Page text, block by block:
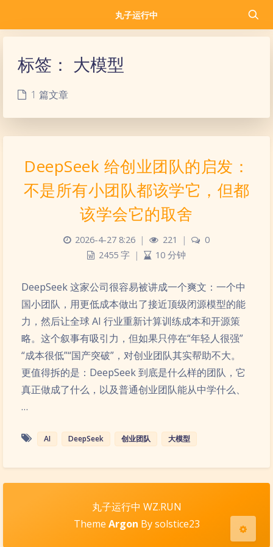
丸子运行中
夜间模式
浅阴影
标签： 大模型
1 篇文章
DeepSeek 给创业团队的启发：
不是所有小团队都该学它，但都
该学会它的取舍
2026-4-27 8:26 | 221 |
0
2455 字 | 10 分钟
DeepSeek 这家公司很容易被讲成一个爽文：一个中
国小团队，用更低成本做出了接近顶级闭源模型的能
力，然后让全球 AI 行业重新计算训练成本和开源策
略。这个叙事有吸引力，但如果只停在“年轻人很强”
“成本很低”“国产突破”，对创业团队其实帮助不大。
更值得拆的是：DeepSeek 到底是什么样的团队，它
真正做成了什么，以及普通创业团队能从中学什么、
…
AI DeepSeek 创业团队 大模型
丸子运行中 WZ.RUN
Theme Argon By solstice23